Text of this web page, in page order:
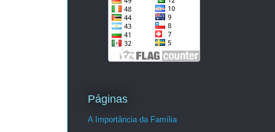
Páginas
A Importância da Família